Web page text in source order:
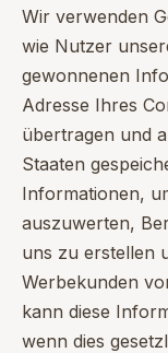
Wir verwenden
wie Nutzer
gewonnenen
Adresse Ihres
übertragen und
Staaten
Informationen,
auszuwerten,
uns zu erstellen
Werbekunden
kann diese
wenn dies